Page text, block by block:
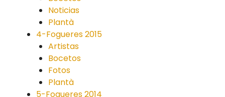
Noticias
Plantà
4-Fogueres 2015
Artistas
Bocetos
Fotos
Plantà
5-Fogueres 2014